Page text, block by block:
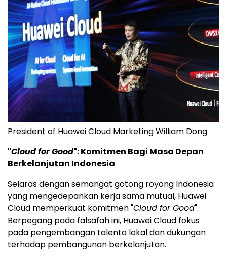
President of Huawei Cloud Marketing William Dong
"Cloud for Good": Komitmen Bagi Masa Depan
Berkelanjutan Indonesia
Selaras dengan semangat gotong royong Indonesia
yang mengedepankan kerja sama mutual, Huawei
Cloud memperkuat komitmen "Cloud for Good".
Berpegang pada falsafah ini, Huawei Cloud fokus
pada pengembangan talenta lokal dan dukungan
terhadap pembangunan berkelanjutan.